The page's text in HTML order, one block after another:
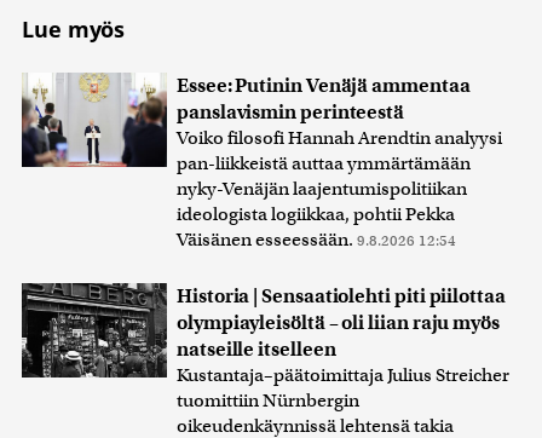
Lue myös
Essee: Putinin Venäjä ammentaa
panslavismin perinteestä
Voiko filosofi Hannah Arendtin analyysi
pan-liikkeistä auttaa ymmärtämään
nyky-Venäjän laajentumispolitiikan
ideologista logiikkaa, pohtii Pekka
Väisänen esseessään. 9.8.2026 12:54
Historia | Sensaatiolehti piti piilottaa
olympiayleisöltä – oli liian raju myös
natseille itselleen
Kustantaja–päätoimittaja Julius Streicher
tuomittiin Nürnbergin
oikeudenkäynnissä lehtensä takia